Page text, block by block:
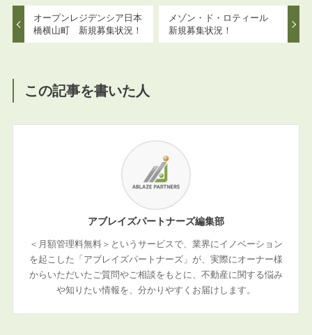
オープンレジデンシア日本
橋横山町 新規募集状況！
メゾン・ド・ロティール
新規募集状況！
この記事を書いた人
アブレイズパートナーズ編集部
＜月額管理料無料＞というサービスで、業界にイノベーション
を起こした「アブレイズパートナーズ」が、実際にオーナー様
からいただいたご質問やご相談をもとに、不動産に関する悩み
や知りたい情報を、分かりやすくお届けします。